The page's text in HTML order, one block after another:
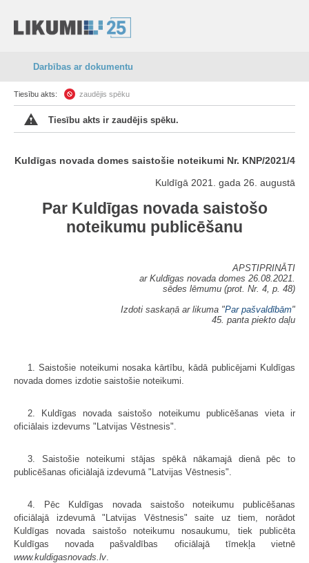
Darbības ar dokumentu
Tiesību akts: zaudējis spēku
Tiesību akts ir zaudējis spēku.
Kuldīgas novada domes saistošie noteikumi Nr. KNP/2021/4
Kuldīgā 2021. gada 26. augustā
Par Kuldīgas novada saistošo
noteikumu publicēšanu
APSTIPRINĀTI
ar Kuldīgas novada domes 26.08.2021.
sēdes lēmumu (prot. Nr. 4, p. 48)
Izdoti saskaņā ar likuma "Par pašvaldībām"
45. panta piekto daļu
1. Saistošie noteikumi nosaka kārtību, kādā publicējami Kuldīgas
novada domes izdotie saistošie noteikumi.
2. Kuldīgas novada saistošo noteikumu publicēšanas vieta ir
oficiālais izdevums "Latvijas Vēstnesis".
3. Saistošie noteikumi stājas spēkā nākamajā dienā pēc to
publicēšanas oficiālajā izdevumā "Latvijas Vēstnesis".
4. Pēc Kuldīgas novada saistošo noteikumu publicēšanas
oficiālajā izdevumā "Latvijas Vēstnesis" saite uz tiem, norādot
Kuldīgas novada saistošo noteikumu nosaukumu, tiek publicēta
Kuldīgas novada pašvaldības oficiālajā tīmekļa vietnē
www.kuldigasnovads.lv